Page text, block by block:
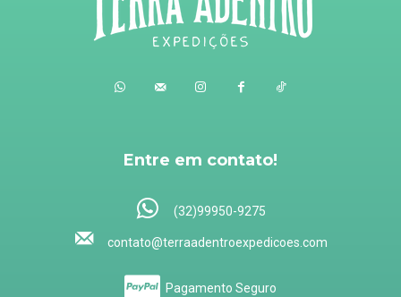
Entre em contato!
(32)99950-9275
contato@terraadentroexpedicoes.com
Pagamento Seguro